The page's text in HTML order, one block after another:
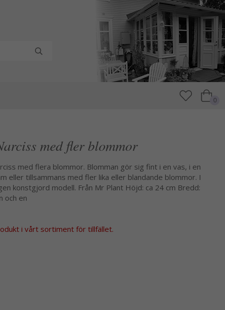
0
med fler blommor
med flera blommor. Blomman gör sig fint i en vas, i en
eller tillsammans med fler lika eller blandande blommor. I
konstgjord modell. Från Mr Plant Höjd: ca 24 cm Bredd:
och en
i vårt sortiment för tillfället.